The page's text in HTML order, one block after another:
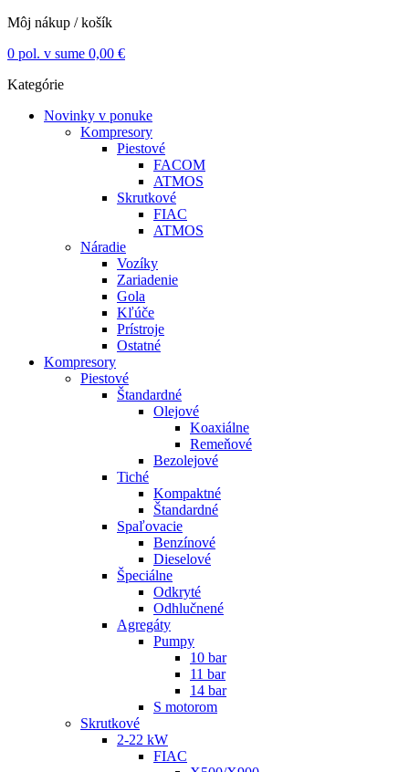
Môj nákup / košík
0 pol. v sume 0,00 €
Kategórie
Novinky v ponuke
Kompresory
Piestové
FACOM
ATMOS
Skrutkové
FIAC
ATMOS
Náradie
Vozíky
Zariadenie
Gola
Kľúče
Prístroje
Ostatné
Kompresory
Piestové
Štandardné
Olejové
Koaxiálne
Remeňové
Bezolejové
Tiché
Kompaktné
Štandardné
Spaľovacie
Benzínové
Dieselové
Špeciálne
Odkryté
Odhlučnené
Agregáty
Pumpy
10 bar
11 bar
14 bar
S motorom
Skrutkové
2-22 kW
FIAC